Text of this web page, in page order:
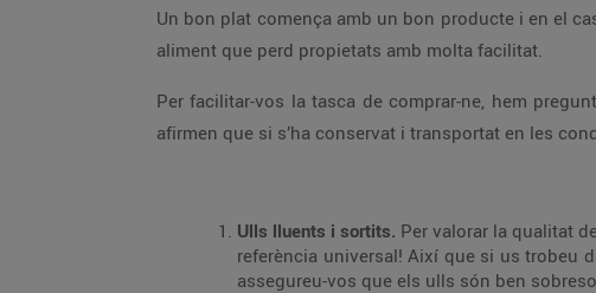
Un bon plat comença amb un bon producte i en el
aliment que perd propietats amb molta facilitat.
Per facilitar-vos la tasca de comprar-ne, hem
afirmen que si s’ha conservat i transportat en les
Ulls lluents i sortits. Per valorar la qualitat
referència universal! Així que si us trobeu
assegureu-vos que els ulls són ben